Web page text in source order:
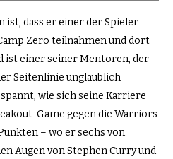
ist, dass er einer der Spieler
Zero teilnahmen und dort
ist einer seiner Mentoren, der
Seitenlinie unglaublich
wie sich seine Karriere
Game gegen die Warriors
– wo er sechs von
Augen von Stephen Curry und